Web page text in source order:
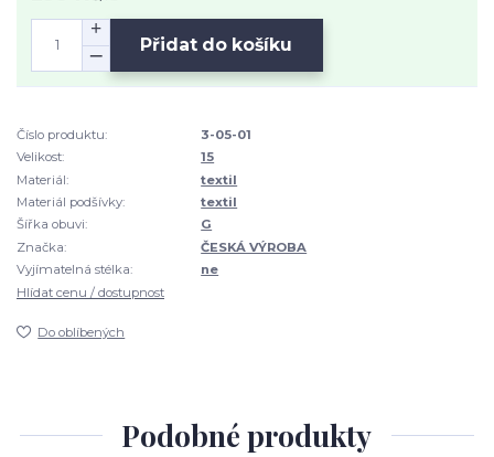
Přidat do košíku
Číslo produktu:
3-05-01
Velikost:
15
Materiál:
textil
Materiál podšívky:
textil
Šířka obuvi:
G
Značka:
ČESKÁ VÝROBA
Vyjímatelná stélka:
ne
Hlídat cenu / dostupnost
Do oblíbených
Podobné produkty